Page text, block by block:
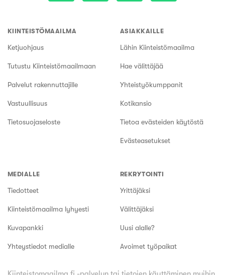
KIINTEISTÖMAAILMA
Ketjuohjaus
Tutustu Kiinteistömaailmaan
Palvelut rakennuttajille
Vastuullisuus
Tietosuojaseloste
ASIAKKAILLE
Lähin Kiinteistömaailma
Hae välittäjää
Yhteistyökumppanit
Kotikansio
Tietoa evästeiden käytöstä
Evästeasetukset
MEDIALLE
Tiedotteet
Kiinteistömaailma lyhyesti
Kuvapankki
Yhteystiedot medialle
REKRYTOINTI
Yrittäjäksi
Välittäjäksi
Uusi alalle?
Avoimet työpaikat